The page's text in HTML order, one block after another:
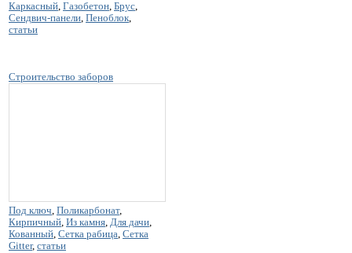
Каркасный, Газобетон, Брус,
Сендвич-панели, Пеноблок,
статьи
Строительство заборов
Под ключ, Поликарбонат,
Кирпичный, Из камня, Для дачи,
Кованный, Сетка рабица, Сетка
Gitter, статьи